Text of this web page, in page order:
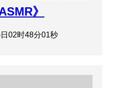
》
02时48分01秒